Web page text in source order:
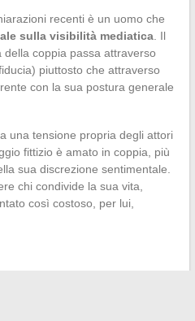
recenti è un uomo che
sulla visibilità mediatica. Il
coppia passa attraverso
piuttosto che attraverso
con la sua postura generale
una tensione propria degli attori
fittizio è amato in coppia, più
sua discrezione sentimentale.
chi condivide la sua vita,
così costoso, per lui,